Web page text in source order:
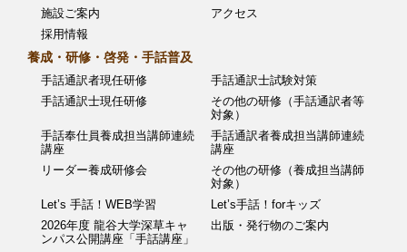
施設ご案内
アクセス
採用情報
養成・研修・啓発・手話普及
手話通訳者現任研修
手話通訳士試験対策
手話通訳士現任研修
その他の研修（手話通訳者等
対象）
手話奉仕員養成担当講師連続
講座
手話通訳者養成担当講師連続
講座
リーダー養成研修会
その他の研修（養成担当講師
対象）
Let’s 手話！WEB学習
Let’s手話！forキッズ
2026年度 龍谷大学深草キャ
ンパス公開講座「手話講座」
出版・発行物のご案内